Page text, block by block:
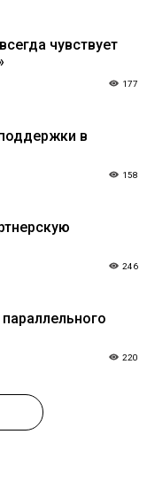
чувствует
177
в
158
246
220